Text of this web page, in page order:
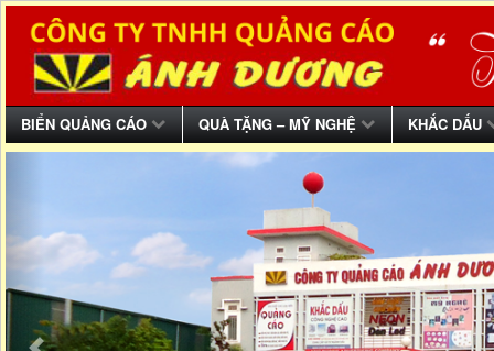
BIỂN QUẢNG CÁO QUÀ TẶNG – MỸ NGHỆ KHẮC DẤU